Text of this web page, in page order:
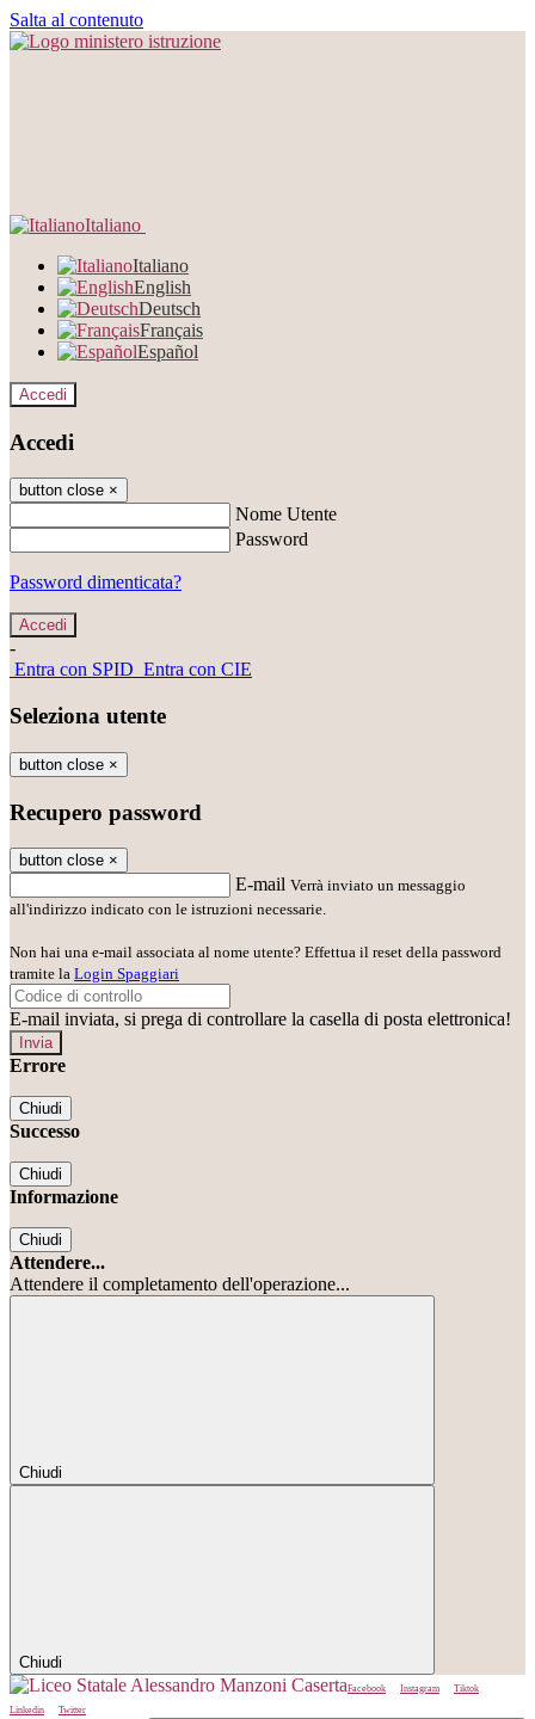
Salta al contenuto
Italiano
Italiano
English
Deutsch
Français
Español
Accedi
Accedi
button close ×
Nome Utente
Password
Password dimenticata?
-
Entra con SPID Entra con CIE
Seleziona utente
button close ×
Recupero password
button close ×
E-mail Verrà inviato un messaggio
all'indirizzo indicato con le istruzioni necessarie.
Non hai una e-mail associata al nome utente? Effettua il reset della password
tramite la Login Spaggiari
E-mail inviata, si prega di controllare la casella di posta elettronica!
Errore
Chiudi
Successo
Chiudi
Informazione
Chiudi
Attendere...
Attendere il completamento dell'operazione...
Chiudi
Chiudi
Facebook Instagram
Tiktok
Linkedin
Twitter